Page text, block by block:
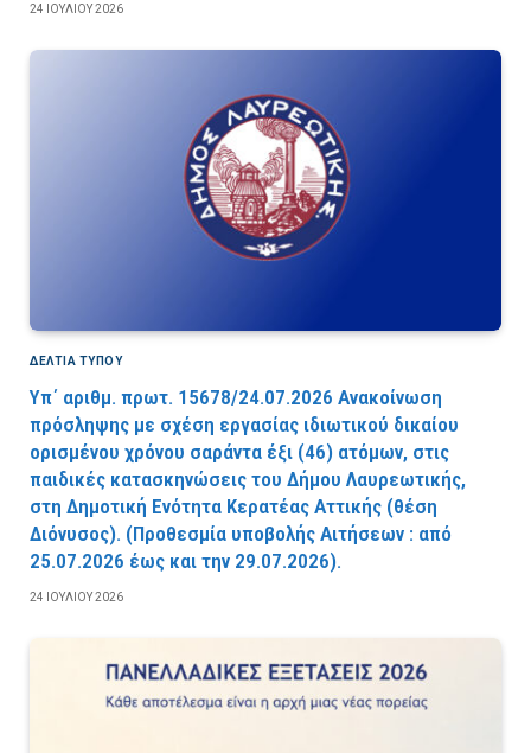
24 ΙΟΥΛΊΟΥ 2026
ΔΕΛΤΙΑ ΤΥΠΟΥ
Υπ΄ αριθμ. πρωτ. 15678/24.07.2026 Ανακοίνωση
πρόσληψης με σχέση εργασίας ιδιωτικού δικαίου
ορισμένου χρόνου σαράντα έξι (46) ατόμων, στις
παιδικές κατασκηνώσεις του Δήμου Λαυρεωτικής,
στη Δημοτική Ενότητα Κερατέας Αττικής (θέση
Διόνυσος). (Προθεσμία υποβολής Αιτήσεων : από
25.07.2026 έως και την 29.07.2026).
24 ΙΟΥΛΊΟΥ 2026